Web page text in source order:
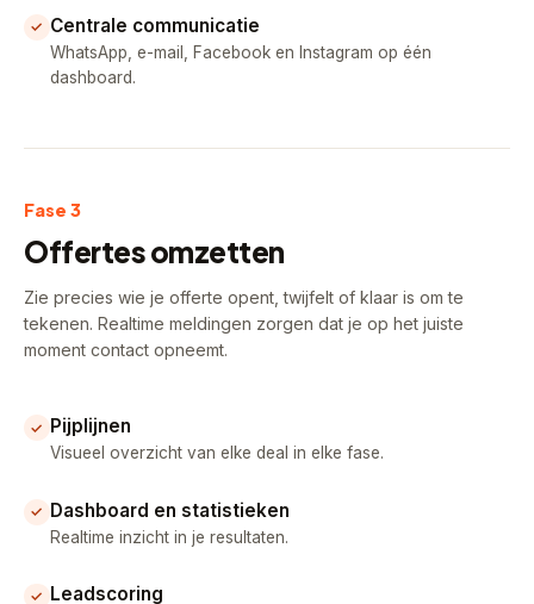
✓ Centrale communicatie
WhatsApp, e-mail, Facebook en Instagram op één
dashboard.
Fase 3
Offertes omzetten
Zie precies wie je offerte opent, twijfelt of klaar is om te
tekenen. Realtime meldingen zorgen dat je op het juiste
moment contact opneemt.
✓ Pijplijnen
Visueel overzicht van elke deal in elke fase.
✓ Dashboard en statistieken
Realtime inzicht in je resultaten.
✓ Leadscoring